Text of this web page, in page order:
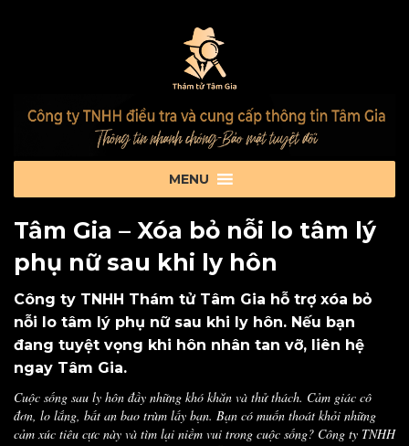
Tâm Gia – Xóa bỏ nỗi lo tâm lý
phụ nữ sau khi ly hôn
Công ty TNHH Thám tử Tâm Gia hỗ trợ xóa bỏ
nỗi lo tâm lý phụ nữ sau khi ly hôn. Nếu bạn
đang tuyệt vọng khi hôn nhân tan vỡ, liên hệ
ngay Tâm Gia.
Cuộc sống sau ly hôn đầy những khó khăn và thử thách. Cảm giác cô
đơn, lo lắng, bất an bao trùm lấy bạn. Bạn có muốn thoát khỏi những
cảm xúc tiêu cực này và tìm lại niềm vui trong cuộc sống? Công ty TNHH